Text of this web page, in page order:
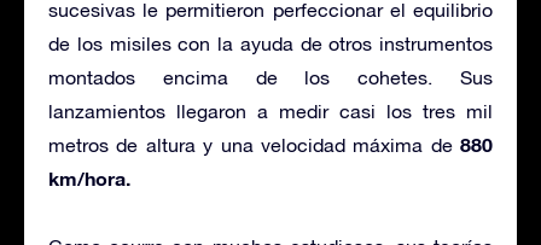
sucesivas le permitieron perfeccionar el equilibrio
de los misiles con la ayuda de otros instrumentos
montados encima de los cohetes. Sus
lanzamientos llegaron a medir casi los tres mil
metros de altura y una velocidad máxima de 880
km/hora.